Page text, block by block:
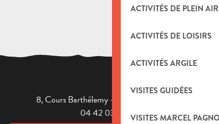
ACTIVITÉS DE PLEIN AIR
ACTIVITÉS DE LOISIRS
ACTIVITÉS ARGILE
VISITES GUIDÉES
VISITES MARCEL
8, Cours Barthélemy - 13400 AUBAGNE
04 42 03 49 98